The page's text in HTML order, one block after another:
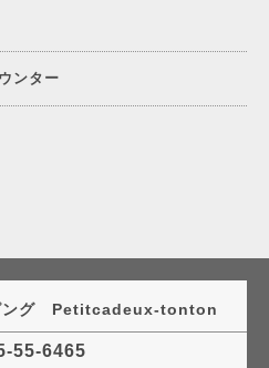
ンター
ング Petitcadeux-tonton
55-6465